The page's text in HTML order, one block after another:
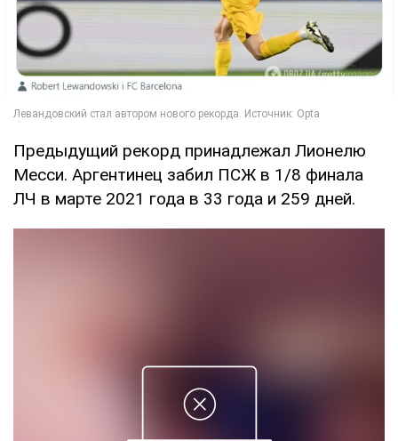
Предыдущий рекорд принадлежал Лионелю
Месси. Аргентинец забил ПСЖ в 1/8 финала
ЛЧ в марте 2021 года в 33 года и 259 дней.